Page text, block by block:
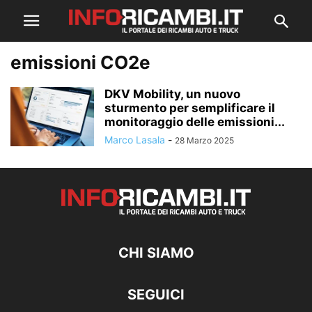
emissioni CO2e
DKV Mobility, un nuovo
sturmento per semplificare il
monitoraggio delle emissioni...
Marco Lasala - 28 Marzo 2025
CHI SIAMO
SEGUICI